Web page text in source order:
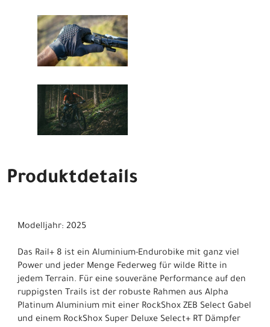
Produktdetails
Modelljahr: 2025
Das Rail+ 8 ist ein Aluminium-Endurobike mit ganz viel
Power und jeder Menge Federweg für wilde Ritte in
jedem Terrain. Für eine souveräne Performance auf den
ruppigsten Trails ist der robuste Rahmen aus Alpha
Platinum Aluminium mit einer RockShox ZEB Select Gabel
und einem RockShox Super Deluxe Select+ RT Dämpfer